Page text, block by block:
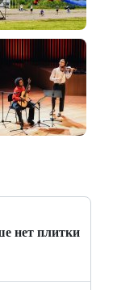
нет плитки